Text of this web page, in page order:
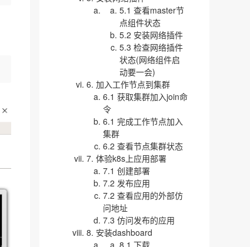
5.1 查看master节
点组件状态
5.2 安装网络插件
5.3 检查网络插件
状态(网络组件启
动要一会)
6. 加入工作节点到集群
6.1 获取集群加入join命
令
6.1 完成工作节点加入
集群
6.2 查看节点集群状态
7. 体验k8s上应用部署
7.1 创建部署
7.2 发布应用
7.2 查看应用的外部仿
问地址
7.3 仿问发布的应用
8. 安装dashboard
8.1 下载